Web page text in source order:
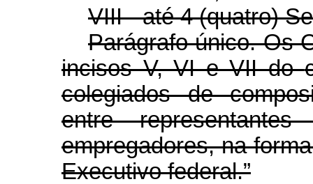
VIII - até 4 (quatro)
Parágrafo único. Os
incisos V, VI e VII do
colegiados de
entre
empregadores, na
Executivo federal.”